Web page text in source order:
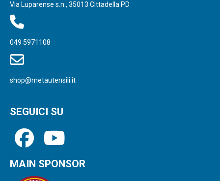
Via Luparense s.n., 35013 Cittadella PD
049 5971108
shop@metautensili.it
SEGUICI SU
MAIN SPONSOR